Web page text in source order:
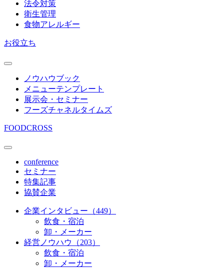
法令対策
衛生管理
食物アレルギー
お役立ち
ノウハウブック
メニューテンプレート
展示会・セミナー
フーズチャネルタイムズ
FOODCROSS
conference
セミナー
特集記事
協賛企業
企業インタビュー（449）
飲食・宿泊
卸・メーカー
経営ノウハウ（203）
飲食・宿泊
卸・メーカー